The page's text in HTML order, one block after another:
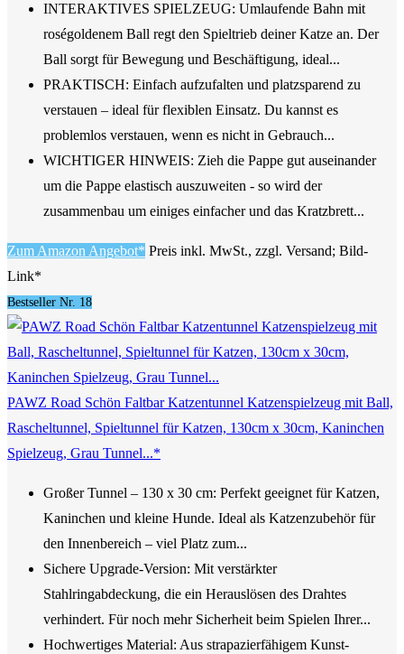
INTERAKTIVES SPIELZEUG: Umlaufende Bahn mit
roségoldenem Ball regt den Spieltrieb deiner Katze an. Der
Ball sorgt für Bewegung und Beschäftigung, ideal...
PRAKTISCH: Einfach aufzufalten und platzsparend zu
verstauen – ideal für flexiblen Einsatz. Du kannst es
problemlos verstauen, wenn es nicht in Gebrauch...
WICHTIGER HINWEIS: Zieh die Pappe gut auseinander
um die Pappe elastisch auszuweiten - so wird der
zusammenbau um einiges einfacher und das Kratzbrett...
Zum Amazon Angebot* Preis inkl. MwSt., zzgl. Versand; Bild-
Link*
Bestseller Nr. 18
PAWZ Road Schön Faltbar Katzentunnel Katzenspielzeug mit Ball,
Rascheltunnel, Spieltunnel für Katzen, 130cm x 30cm, Kaninchen
Spielzeug, Grau Tunnel...*
Großer Tunnel – 130 x 30 cm: Perfekt geeignet für Katzen,
Kaninchen und kleine Hunde. Ideal als Katzenzubehör für
den Innenbereich – viel Platz zum...
Sichere Upgrade-Version: Mit verstärkter
Stahlringabdeckung, die ein Herauslösen des Drahtes
verhindert. Für noch mehr Sicherheit beim Spielen Ihrer...
Hochwertiges Material: Aus strapazierfähigem Kunst-